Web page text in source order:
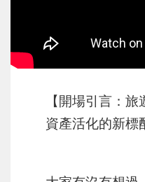
【開場引言：
資產活化的新標